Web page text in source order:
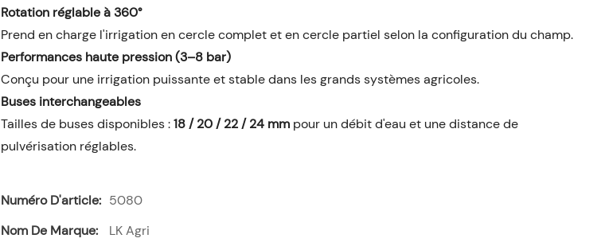
Rotation réglable à 360°
Prend en charge l'irrigation en cercle complet et en cercle partiel selon la configuration du champ.
Performances haute pression (3–8 bar)
Conçu pour une irrigation puissante et stable dans les grands systèmes agricoles.
Buses interchangeables
Tailles de buses disponibles :18 / 20 / 22 / 24 mm pour un débit d'eau et une distance de
pulvérisation réglables.
Numéro D'article: 5080
Nom De Marque:
LK Agri